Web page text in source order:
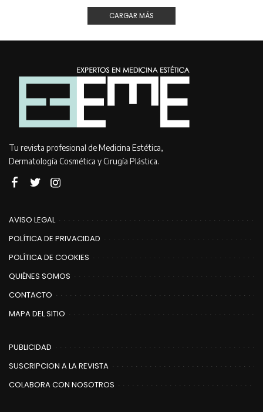
CARGAR MÁS
Tu revista profesional de Medicina Estética,
Dermatología Cosmética y Cirugía Plástica.
AVISO LEGAL
POLÍTICA DE PRIVACIDAD
POLÍTICA DE COOKIES
QUIÉNES SOMOS
CONTACTO
MAPA DEL SITIO
PUBLICIDAD
SUSCRIPCION A LA REVISTA
COLABORA CON NOSOTROS